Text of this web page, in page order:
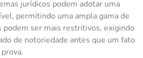
jurídicos podem adotar uma
permitindo uma ampla gama de
ser mais restritivos, exigindo
de notoriedade antes que um fato